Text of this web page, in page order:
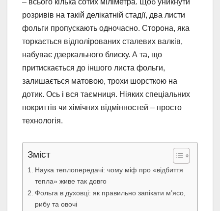
розривів на такій делікатній стадії, два листи
фольги пропускають одночасно. Сторона, яка
торкається відполірованих сталевих валків,
набуває дзеркального блиску. А та, що
притискається до іншого листа фольги,
залишається матовою, трохи шорсткою на
дотик. Ось і вся таємниця. Ніяких спеціальних
покриттів чи хімічних відмінностей – просто
технологія.
Зміст
Наука теплопередачі: чому міф про «відбиття
тепла» живе так довго
Фольга в духовці: як правильно запікати м’ясо,
рибу та овочі